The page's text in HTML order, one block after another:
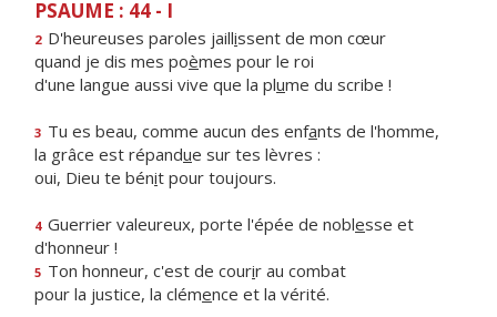
PSAUME : 44 - I
2 D'heureuses paroles jaillissent de mon cœur
quand je dis mes poèmes pour le roi
d'une langue aussi vive que la plume du scribe !
3 Tu es beau, comme aucun des enfants de l'homme,
la grâce est répandue sur tes lèvres :
oui, Dieu te bénit pour toujours.
4 Guerrier valeureux, porte l'épée de noblesse et
d'honneur !
5 Ton honneur, c'est de courir au combat
pour la justice, la clémence et la vérité.